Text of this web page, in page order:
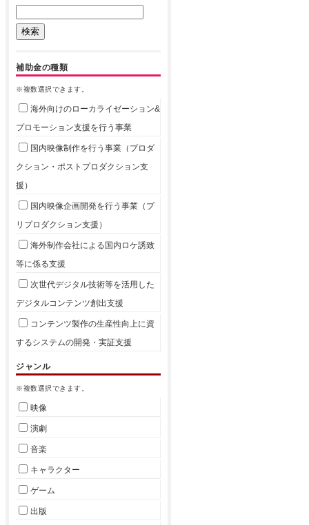
補助金の種類
※複数選択できます。
海外向けのローカライゼーション&
プロモーション支援を行う事業
国内映像制作を行う事業（プロダ
クション・ポストプロダクション支
援）
国内映像企画開発を行う事業（プ
リプロダクション支援）
海外制作会社による国内ロケ誘致
等に係る支援
次世代デジタル技術等を活用した
デジタルコンテンツ創出支援
コンテンツ製作の生産性向上に資
するシステムの開発・実証支援
ジャンル
※複数選択できます。
映像
演劇
音楽
キャラクター
ゲーム
出版